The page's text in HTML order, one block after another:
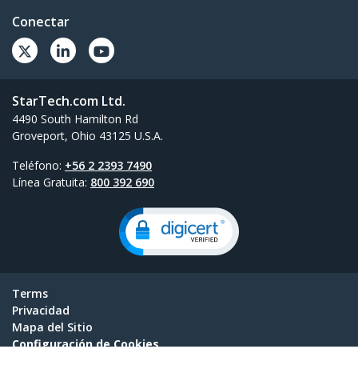
Conectar
StarTech.com Ltd.
4490 South Hamilton Rd
Groveport, Ohio 43125 U.S.A.
Teléfono: +56 2 2393 7490
Línea Gratuita: 800 392 690
Terms
Privacidad
Mapa del Sitio
Configuración de Cookies